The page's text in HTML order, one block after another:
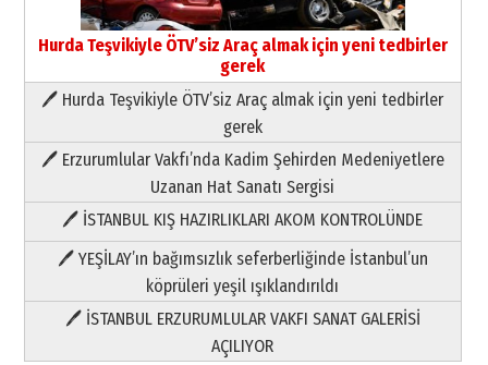
Hurda Teşvikiyle ÖTV’siz Araç almak için yeni tedbirler
gerek
🖊 Hurda Teşvikiyle ÖTV’siz Araç almak için yeni tedbirler
gerek
🖊 Erzurumlular Vakfı’nda Kadim Şehirden Medeniyetlere
Uzanan Hat Sanatı Sergisi
🖊 İSTANBUL KIŞ HAZIRLIKLARI AKOM KONTROLÜNDE
🖊 YEŞİLAY’ın bağımsızlık seferberliğinde İstanbul’un
köprüleri yeşil ışıklandırıldı
🖊 İSTANBUL ERZURUMLULAR VAKFI SANAT GALERİSİ
AÇILIYOR
Paranın Aile Kültüründeki Yeri
03 Ağustos 2026 Pazartesi
Yıldırım Gündoğdu
HAVVA’NIN ÜÇ KIZI
09 Temmuz 2026 Perşembe
Yusuf POLAT
Şampiyonluk Sebahattin Şirin’e